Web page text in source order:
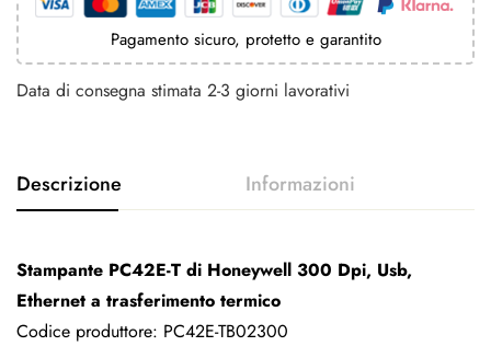
Pagamento sicuro, protetto e garantito
Data di consegna stimata 2-3 giorni lavorativi
Stampante PC42E-T di Honeywell 300 Dpi, Usb,
Ethernet a trasferimento termico
Codice produttore: PC42E-TB02300